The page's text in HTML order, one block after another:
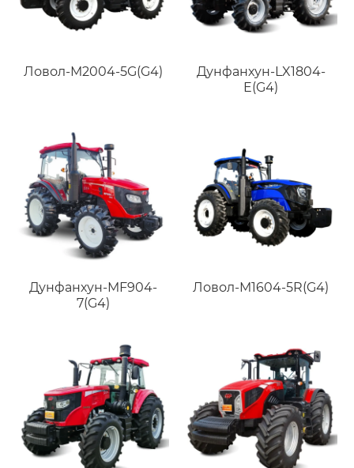
Ловол-M2004-5G(G4)
Дунфанхун-LX1804-
E(G4)
Дунфанхун-MF904-
7(G4)
Ловол-M1604-5R(G4)